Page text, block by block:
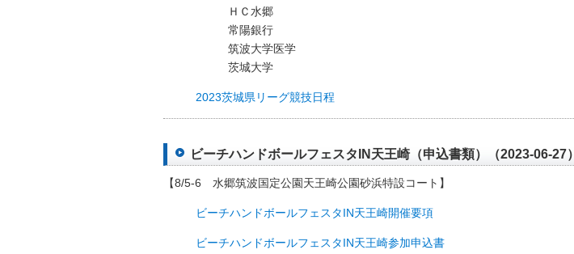
ＨＣ水郷
常陽銀行
筑波大学医学
茨城大学
2023茨城県リーグ競技日程
ビーチハンドボールフェスタIN天王崎（申込書類）（2023-06-27）
【8/5-6 水郷筑波国定公園天王崎公園砂浜特設コート】
ビーチハンドボールフェスタIN天王崎開催要項
ビーチハンドボールフェスタIN天王崎参加申込書